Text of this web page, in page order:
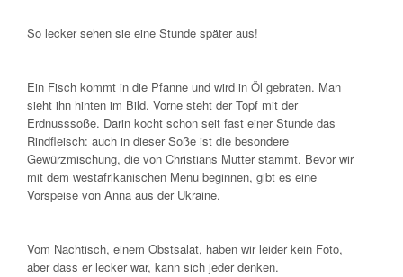
So lecker sehen sie eine Stunde später aus!
Ein Fisch kommt in die Pfanne und wird in Öl gebraten. Man
sieht ihn hinten im Bild. Vorne steht der Topf mit der
Erdnusssoße. Darin kocht schon seit fast einer Stunde das
Rindfleisch: auch in dieser Soße ist die besondere
Gewürzmischung, die von Christians Mutter stammt. Bevor wir
mit dem westafrikanischen Menu beginnen, gibt es eine
Vorspeise von Anna aus der Ukraine.
Vom Nachtisch, einem Obstsalat, haben wir leider kein Foto,
aber dass er lecker war, kann sich jeder denken.